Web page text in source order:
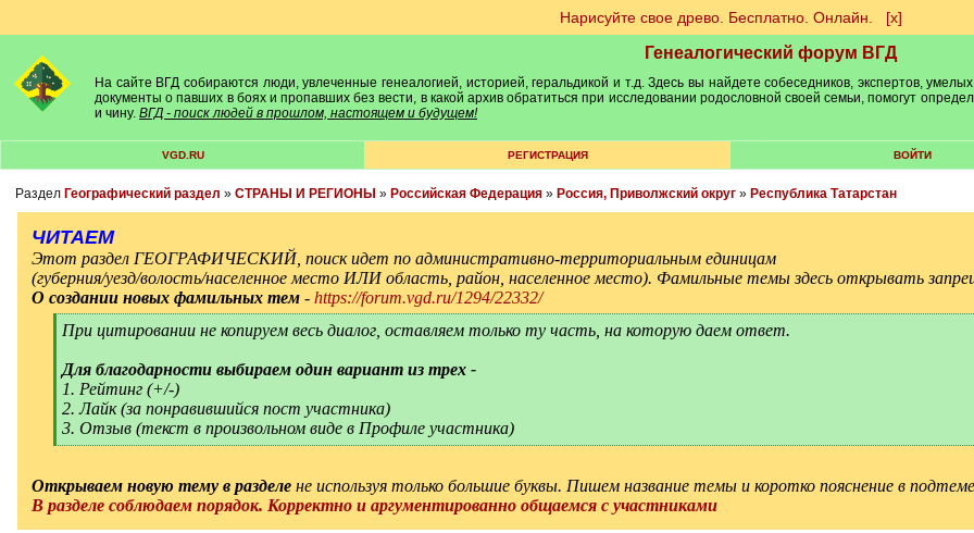
Нарисуйте свое древо. Бесплатно. Онлайн. [х]
Генеалогический форум ВГД
На сайте ВГД собираются люди, увлеченные генеалогией, историей, геральдикой и т.д. Здесь вы найдете собеседников, экспертов,
документы о павших в боях и пропавших без вести, в какой архив обратиться при исследовании родословной своей семьи, помогут
и чину. ВГД - поиск людей в прошлом, настоящем и будущем!
VGD.RU РЕГИСТРАЦИЯ ВОЙТИ
Раздел Географический раздел » СТРАНЫ И РЕГИОНЫ » Российская Федерация» Россия, Приволжский округ» Республика Татарстан
ЧИТАЕМ
Этот раздел ГЕОГРАФИЧЕСКИЙ, поиск идет по административно-территориальным единицам
(губерния/уезд/волость/населенное место ИЛИ область, район, населенное место). Фамильные темы здесь открывать
О создании новых фамильных тем- https://forum.vgd.ru/1294/22332/
[
qПри цитировании не копируем весь диалог, оставляем только ту часть, на которую даем ответ.
Для благодарности выбираем один вариант из трех -
1. Рейтинг (+/-)
2. Лайк (за понравившийся пост участника)
3. Отзыв (текст в произвольном виде в Профиле участника)
[
Открываем новую тему в разделене используя только большие буквы. Пишем название темы и коротко пояснение в
В разделе соблюдаем порядок. Корректно и аргументированно общаемся с участниками